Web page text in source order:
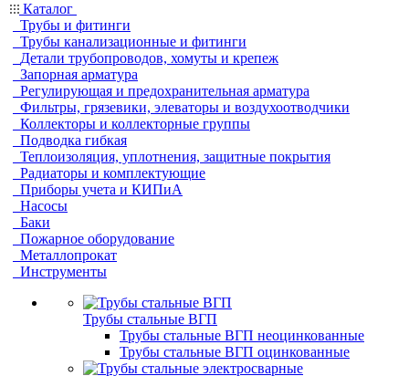
Каталог
Трубы и фитинги
Трубы канализационные и фитинги
Детали трубопроводов, хомуты и крепеж
Запорная арматура
Регулирующая и предохранительная арматура
Фильтры, грязевики, элеваторы и воздухоотводчики
Коллекторы и коллекторные группы
Подводка гибкая
Теплоизоляция, уплотнения, защитные покрытия
Радиаторы и комплектующие
Приборы учета и КИПиА
Насосы
Баки
Пожарное оборудование
Металлопрокат
Инструменты
Трубы стальные ВГП
Трубы стальные ВГП неоцинкованные
Трубы стальные ВГП оцинкованные